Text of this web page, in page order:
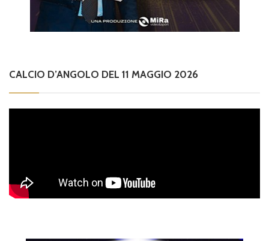
CALCIO D’ANGOLO DEL 11 MAGGIO 2026